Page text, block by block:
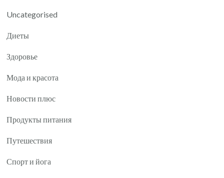
Uncategorised
Диеты
Здоровье
Мода и красота
Новости плюс
Продукты питания
Путешествия
Спорт и йога